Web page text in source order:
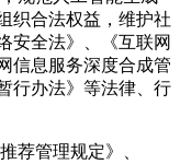
织合法权益，维护社
安全法》、《互联网
信息服务深度合成管
行办法》等法律、行
管理规定》、